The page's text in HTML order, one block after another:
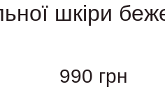
шкіри
990 грн